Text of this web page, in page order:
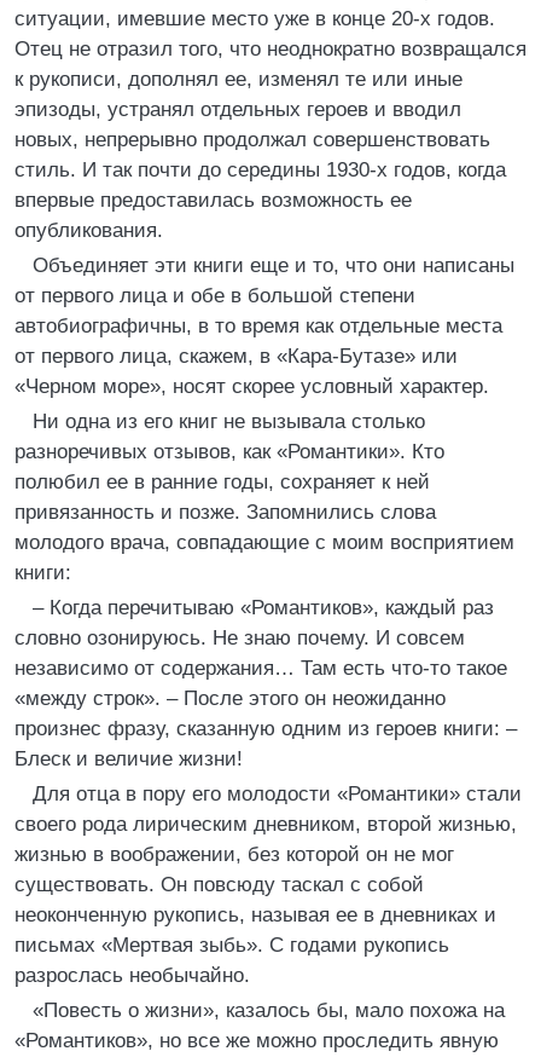
ситуации, имевшие место уже в конце 20-х годов.
Отец не отразил того, что неоднократно возвращался
к рукописи, дополнял ее, изменял те или иные
эпизоды, устранял отдельных героев и вводил
новых, непрерывно продолжал совершенствовать
стиль. И так почти до середины 1930-х годов, когда
впервые предоставилась возможность ее
опубликования.
Объединяет эти книги еще и то, что они написаны
от первого лица и обе в большой степени
автобиографичны, в то время как отдельные места
от первого лица, скажем, в «Кара-Бутазе» или
«Черном море», носят скорее условный характер.
Ни одна из его книг не вызывала столько
разноречивых отзывов, как «Романтики». Кто
полюбил ее в ранние годы, сохраняет к ней
привязанность и позже. Запомнились слова
молодого врача, совпадающие с моим восприятием
книги:
– Когда перечитываю «Романтиков», каждый раз
словно озонируюсь. Не знаю почему. И совсем
независимо от содержания… Там есть что-то такое
«между строк». – После этого он неожиданно
произнес фразу, сказанную одним из героев книги: –
Блеск и величие жизни!
Для отца в пору его молодости «Романтики» стали
своего рода лирическим дневником, второй жизнью,
жизнью в воображении, без которой он не мог
существовать. Он повсюду таскал с собой
неоконченную рукопись, называя ее в дневниках и
письмах «Мертвая зыбь». С годами рукопись
разрослась необычайно.
«Повесть о жизни», казалось бы, мало похожа на
«Романтиков», но все же можно проследить явную